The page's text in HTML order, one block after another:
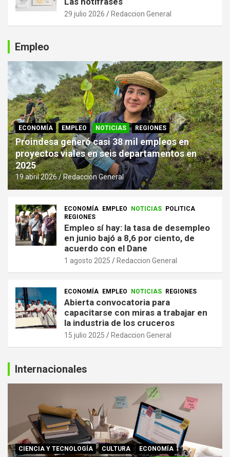
29 julio 2026 Redaccion General
Empleo
ECONOMÍA EMPLEO NOTICIAS REGIONES
Proindesa generó casi 38 mil empleos en
proyectos viales en seis departamentos en
2025
19 abril 2026 Redaccion General
ECONOMÍA EMPLEO NOTICIAS
POLITICA
REGIONES
Empleo sí hay: la tasa de desempleo
en junio bajó a 8,6 por ciento, de
acuerdo con el Dane
1 agosto 2025 Redaccion General
ECONOMÍA EMPLEO NOTICIAS REGIONES
Abierta convocatoria para
capacitarse con miras a trabajar en
la industria de los cruceros
15 julio 2025 Redaccion General
Internacionales
CIENCIA Y TECNOLOGÍA CULTURA
ECONOMÍA